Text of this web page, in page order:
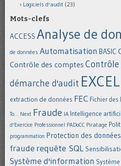
Logiciels d'audit (23)
Mots-clefs
ACCESS Analyse de
de données Automatisation BASIC
Contrôle des comptes
démarche d'audit EXCEL
extraction de données FEC Fichier
To... Next Fraude IA Intelligence
d'Exercice Professionnel PADoCC Piratage
programmation Protection des données
fraude requête SQL
Système d'information